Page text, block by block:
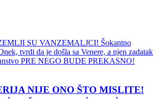
NIJE ONO ŠTO MISLITE!